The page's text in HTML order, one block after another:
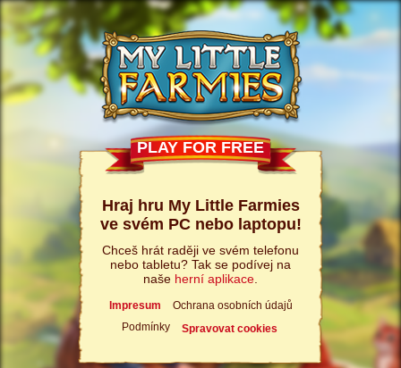
PLAY FOR FREE
Hraj hru My Little Farmies
ve svém PC nebo laptopu!
Chceš hrát raději ve svém telefonu
nebo tabletu? Tak se podívej na
naše herní aplikace
Impresum
Ochrana osobních údajů
Podmínky
Spravovat cookies